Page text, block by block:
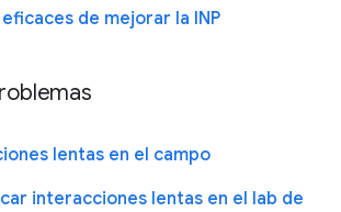
de mejorar la INP
lentas en el campo
interacciones lentas en el lab de